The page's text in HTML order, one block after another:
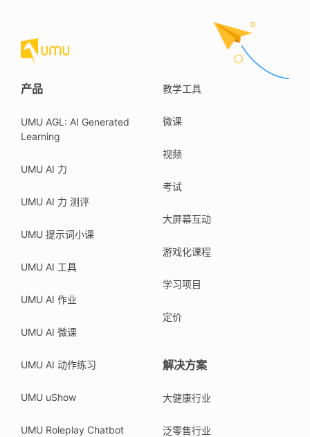
产品
UMU AGL: AI Generated
Learning
UMU AI 力
UMU AI 力 测评
UMU 提示词小课
UMU AI 工具
UMU AI 作业
UMU AI 微课
UMU AI 动作练习
UMU uShow
UMU Roleplay Chatbot
教学工具
微课
视频
考试
大屏幕互动
游戏化课程
学习项目
定价
解决方案
大健康行业
泛零售行业